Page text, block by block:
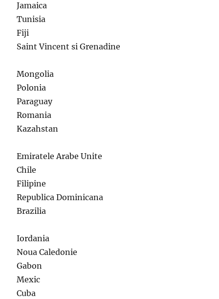
Jamaica
Tunisia
Fiji
Saint Vincent si Grenadine
Mongolia
Polonia
Paraguay
Romania
Kazahstan
Emiratele Arabe Unite
Chile
Filipine
Republica Dominicana
Brazilia
Iordania
Noua Caledonie
Gabon
Mexic
Cuba